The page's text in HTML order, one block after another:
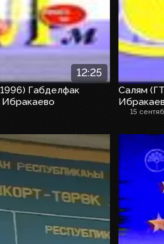
12:25
Габделфак
Ибракаево
Салям
15